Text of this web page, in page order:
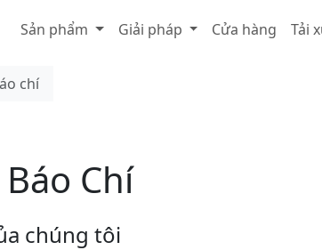
Sản phẩm Giải pháp Cửa hàng Tải
chí
Chí
chúng tôi